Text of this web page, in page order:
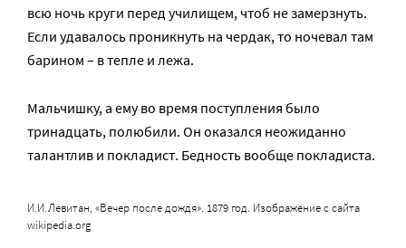
всю ночь круги перед училищем, чтоб не замерзнуть.
Если удавалось проникнуть на чердак, то ночевал там
барином – в тепле и лежа.
Мальчишку, а ему во время поступления было
тринадцать, полюбили. Он оказался неожиданно
талантлив и покладист. Бедность вообще покладиста.
И.И.Левитан, «Вечер после дождя». 1879 год. Изображение с сайта
wikipedia.org